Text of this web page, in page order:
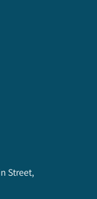
Street,